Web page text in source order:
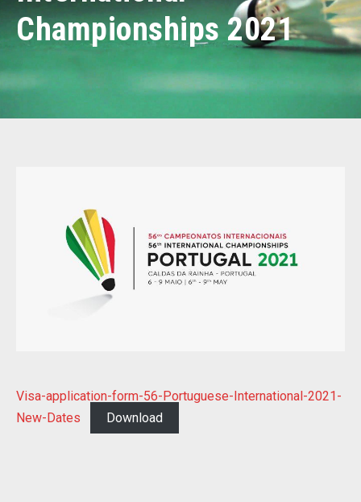
Championships 2021
Visa-application-form-56-Portuguese-International-2021-
New-Dates
Download